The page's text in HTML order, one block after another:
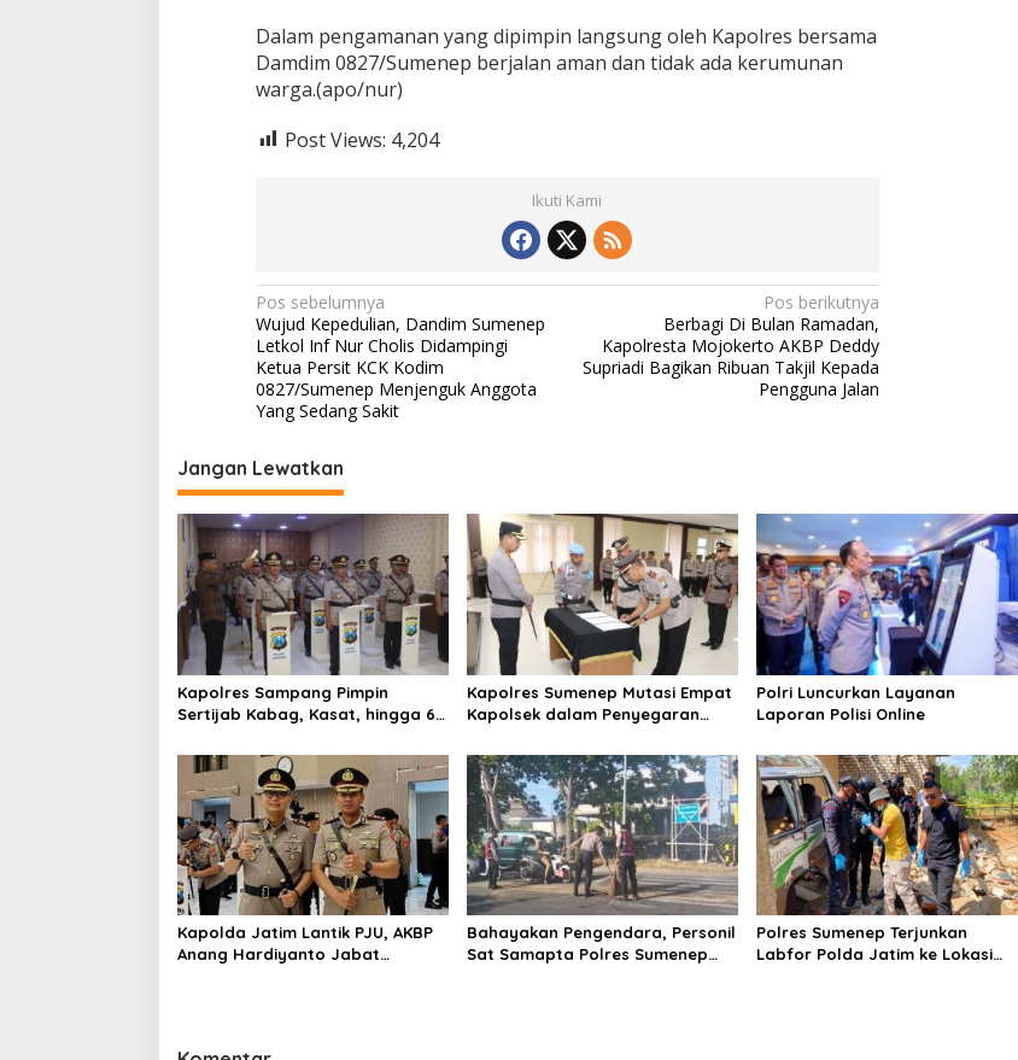
a
m
a
n
e
g
g
a
r
Dalam pengamanan yang dipimpin langsung oleh Kapolres bersama
Damdim 0827/Sumenep berjalan aman dan tidak ada kerumunan
warga.(apo/nur)
Post Views: 4,204
Ikuti Kami
N
a
v
i
a
s
i
p
o
s
Pos sebelumnya
Wujud Kepedulian, Dandim Sumenep
Letkol Inf Nur Cholis Didampingi
Ketua Persit KCK Kodim
0827/Sumenep Menjenguk Anggota
Yang Sedang Sakit
Pos berikutnya
Berbagi Di Bulan Ramadan,
Kapolresta Mojokerto AKBP Deddy
Supriadi Bagikan Ribuan Takjil Kepada
Pengguna Jalan
Jangan Lewatkan
Kapolres Sampang Pimpin
Sertijab Kabag, Kasat, hingga 6
Kapolres Sumenep Mutasi Empat
Kapolsek dalam Penyegaran
Polri Luncurkan Layanan
Laporan Polisi Online
Kapolda Jatim Lantik PJU, AKBP
Anang Hardiyanto Jabat
Bahayakan Pengendara, Personil
Sat Samapta Polres Sumenep
Polres Sumenep Terjunkan
Labfor Polda Jatim ke Lokasi